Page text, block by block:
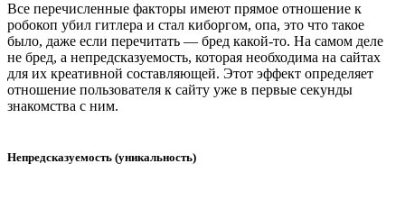
Все перечисленные факторы имеют прямое отношение к
робокоп убил гитлера и стал киборгом, опа, это что такое
было, даже если перечитать — бред какой-то. На самом деле
не бред, а непредсказуемость, которая необходима на сайтах
для их креативной составляющей. Этот эффект определяет
отношение пользователя к сайту уже в первые секунды
знакомства с ним.
Непредсказуемость (уникальность)